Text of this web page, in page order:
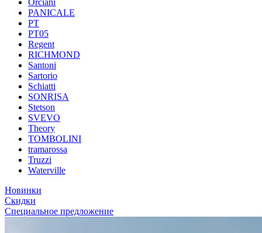
Orciani
PANICALE
PT
PT05
Regent
RICHMOND
Santoni
Sartorio
Schiatti
SONRISA
Stetson
SVEVO
Theory
TOMBOLINI
tramarossa
Truzzi
Waterville
Новинки
Скидки
Специальное предложение